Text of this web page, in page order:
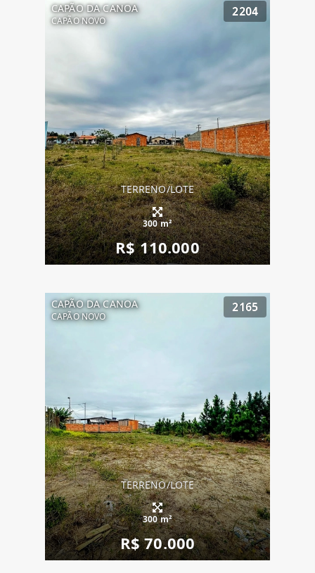
CAPÃO DA CANOA
CAPÃO NOVO
2204
TERRENO/LOTE
300 m²
R$ 110.000
CAPÃO DA CANOA
CAPÃO NOVO
2165
TERRENO/LOTE
300 m²
R$ 70.000